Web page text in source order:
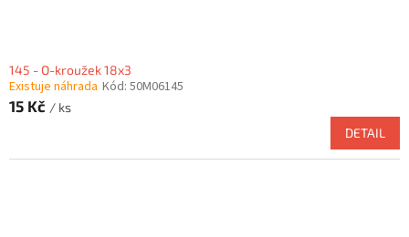
145 - O-kroužek 18x3
Existuje náhrada Kód: 50M06145
15 Kč / ks
DETAIL